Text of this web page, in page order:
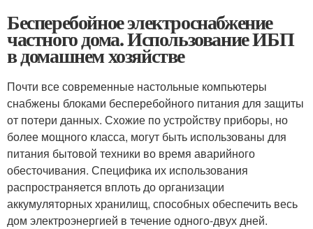
Бесперебойное электроснабжение
частного дома. Использование ИБП
в домашнем хозяйстве
Почти все современные настольные компьютеры
снабжены блоками бесперебойного питания для защиты
от потери данных. Схожие по устройству приборы, но
более мощного класса, могут быть использованы для
питания бытовой техники во время аварийного
обесточивания. Специфика их использования
распространяется вплоть до организации
аккумуляторных хранилищ, способных обеспечить весь
дом электроэнергией в течение одного-двух дней.